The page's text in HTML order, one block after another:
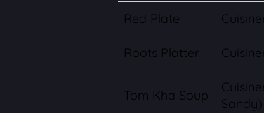
Red Plate
Roots Platter
Tom Kha Soup
Sandy)